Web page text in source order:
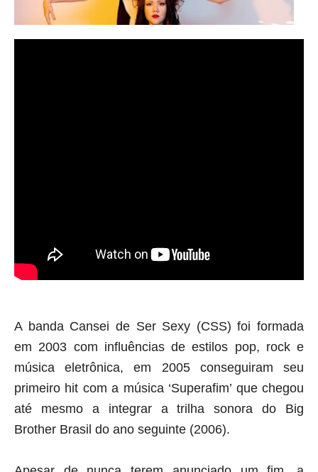
A banda Cansei de Ser Sexy (CSS) foi formada
em 2003 com influências de estilos pop, rock e
música eletrônica, em 2005 conseguiram seu
primeiro hit com a música ‘Superafim’ que chegou
até mesmo a integrar a trilha sonora do Big
Brother Brasil do ano seguinte (2006).